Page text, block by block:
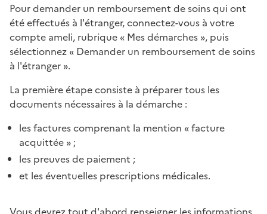
Pour demander un remboursement de soins qui ont
été effectués à l'étranger, connectez-vous à votre
compte ameli, rubrique « Mes démarches », puis
sélectionnez « Demander un remboursement de soins
à l'étranger ».
La première étape consiste à préparer tous les
documents nécessaires à la démarche :
les factures comprenant la mention « facture
acquittée » ;
les preuves de paiement ;
et les éventuelles prescriptions médicales.